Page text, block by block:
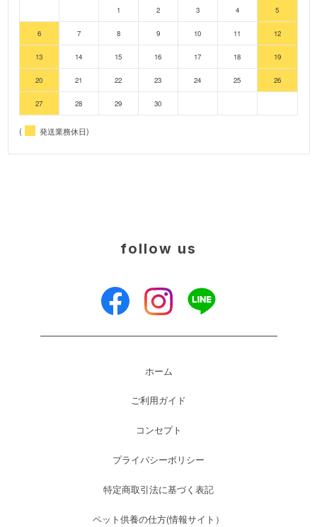
1 2 3 4 5
6 7 8 9 10 11 12
13 14 15 16 17 18 19
20 21 22 23 24 25 26
27 28 29 30
( 発送業務休日)
follow us
ホーム
ご利用ガイド
コンセプト
プライバシーポリシー
特定商取引法に基づく表記
ペット供養の仕方(情報サイト）